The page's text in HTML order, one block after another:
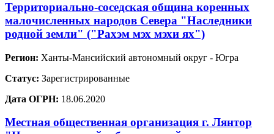
Территориально-соседская община коренных
малочисленных народов Севера "Наследники
родной земли" ("Рахэм мэх мэхи ях")
Регион: Ханты-Мансийский автономный округ - Югра
Статус: Зарегистрированные
Дата ОГРН: 18.06.2020
Местная общественная организация г. Лянтор